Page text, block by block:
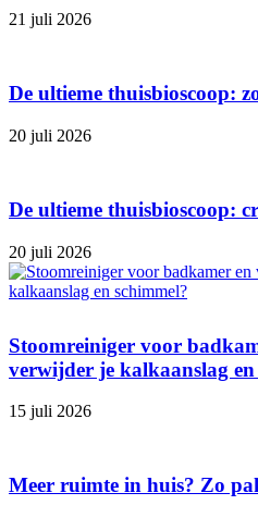
21 juli 2026
De ultieme thuisbioscoop:
20 juli 2026
De ultieme thuisbioscoop:
20 juli 2026
Stoomreiniger voor
verwijder je kalkaanslag en
15 juli 2026
Meer ruimte in huis? Zo